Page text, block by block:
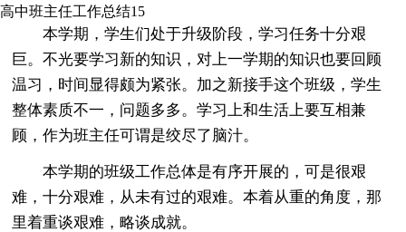
高中班主任工作总结15
本学期，学生们处于升级阶段，学习任务十分艰
巨。不光要学习新的知识，对上一学期的知识也要回顾
温习，时间显得颇为紧张。加之新接手这个班级，学生
整体素质不一，问题多多。学习上和生活上要互相兼
顾，作为班主任可谓是绞尽了脑汁。
本学期的班级工作总体是有序开展的，可是很艰
难，十分艰难，从未有过的艰难。本着从重的角度，那
里着重谈艰难，略谈成就。